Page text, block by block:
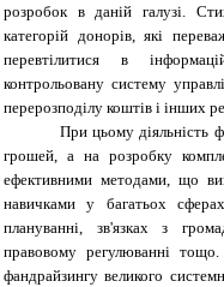
розробок в даній галузі.
категорій донорів, які
перевтілитися в
контрольовану систему
перерозподілу коштів і інших
При цьому діяльність
грошей, а на розробку
ефективними методами, що
навичками у багатьох
плануванні, зв'язках з
правовому регулюванні
фандрайзингу великого